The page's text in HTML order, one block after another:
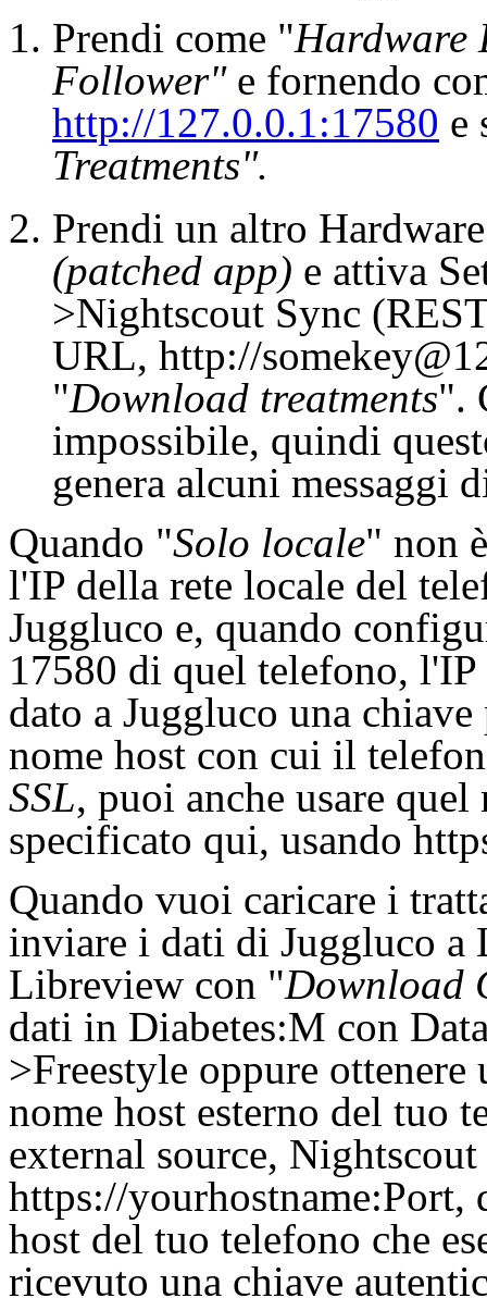
Prendi come "Hardware
Follower" e fornendo
http://127.0.0.1:17580 e
Treatments".
Prendi un altro
(patched app) e attiva
>Nightscout Sync
URL, http://
"Download treatments".
impossibile, quindi
genera alcuni messaggi
Quando "Solo locale" non
l'IP della rete locale del
Juggluco e, quando
17580 di quel telefono,
dato a Juggluco una
nome host con cui il
SSL, puoi anche usare
specificato qui, usando
Quando vuoi caricare i
inviare i dati di Juggluco a
Libreview con "Download
dati in Diabetes:M con
>Freestyle oppure
nome host esterno del tuo
external source,
https://yourhostname:Port,
host del tuo telefono che
ricevuto una chiave